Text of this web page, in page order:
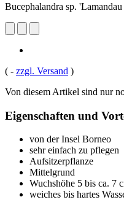
Bucephalandra sp.
( - zzgl. Versand )
Von diesem Artikel sind nur
Eigenschaften und
von der Insel Borneo
sehr einfach zu pflegen
Aufsitzerpflanze
Mittelgrund
Wuchshöhe 5 bis ca. 7
weiches bis hartes